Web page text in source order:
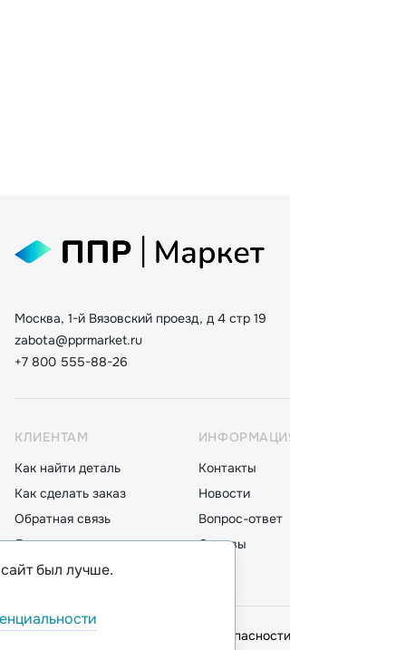
Москва, 1-й Вязовский проезд, д 4 стр 19
zabota@pprmarket.ru
+7 800 555-88-26
КЛИЕНТАМ
Как найти деталь
Как сделать заказ
Обратная связь
Доставка
Оплата
ИНФОРМАЦИЯ
Контакты
Новости
Вопрос-ответ
Отзывы
© 2026,ООО "ППР"
Политика безопасности
был лучше.